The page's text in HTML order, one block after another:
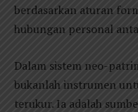
berdasarkan aturan
hubungan personal
Dalam sistem neo-
bukanlah instrumen
terukur. Ia adalah